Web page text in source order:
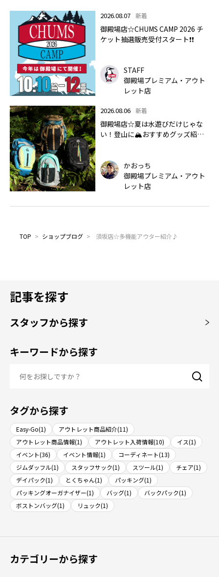
2026.08.07 新着
御殿場店☆CHUMS CAMP 2026 チ
ケット抽選販売受付スタート❗❗
STAFF
御殿場プレミアム・アウト
レット店
2026.08.06 新着
御殿場店☆夏は水遊びだけじゃな
い！登山に🏔おすすめグッズ紹介
かおっち
御殿場プレミアム・アウト
レット店
TOP > ショップブログ > 須坂店☆多機能アウター紹介♪
記事を探す
スタッフから探す
キーワードから探す
タグから探す
Easy-Go(1)
アウトレット商品紹介(11)
アウトレット商品情報(1)
アウトレット入荷情報(10)
イス(1)
イベント(36)
イベント情報(1)
コーディネート(13)
ジムダッフル(1)
スタッフサック(1) スツール(1)
チェア(1)
デイパック(1)
とくちゃん(1)
パッキング(1)
パッキングオーガナイザー(1)
バッグ(1)
バックパック(1)
ボストンバッグ(1)
リュック(1)
カテゴリーから探す